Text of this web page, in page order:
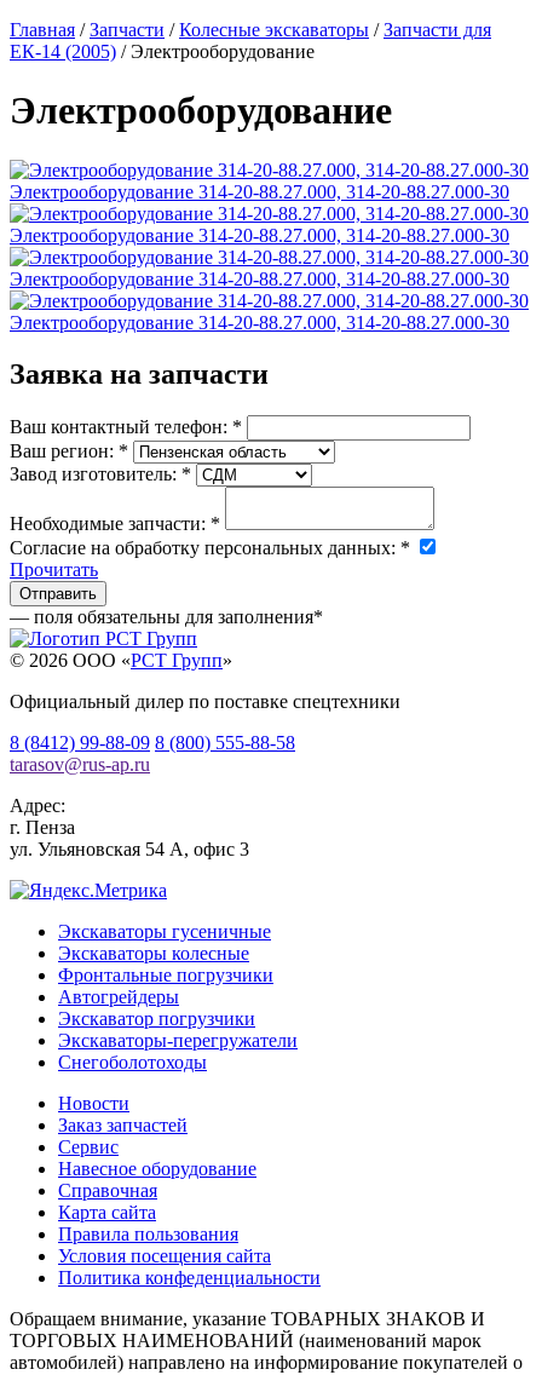
Главная /Запчасти /Колесные экскаваторы /Запчасти для
ЕК-14 (2005) /Электрооборудование
Электрооборудование
Электрооборудование 314-20-88.27.000, 314-20-88.27.000-30
Электрооборудование 314-20-88.27.000, 314-20-88.27.000-30
Электрооборудование 314-20-88.27.000, 314-20-88.27.000-30
Электрооборудование 314-20-88.27.000, 314-20-88.27.000-30
Заявка на запчасти
Ваш контактный телефон: *
Ваш регион: *
Завод изготовитель: *
Необходимые запчасти: *
Согласие на обработку персональных данных: *
Прочитать
— поля обязательны для заполнения*
© 2026 OOO «РСТ Групп»
Официальный дилер по поставке спецтехники
8 (8412) 99-88-09 8 (800) 555-88-58
tarasov@rus-ap.ru
Адрес:
г. Пенза
ул. Ульяновская 54 А, офис 3
Экскаваторы гусеничные
Экскаваторы колесные
Фронтальные погрузчики
Автогрейдеры
Экскаватор погрузчики
Экскаваторы-перегружатели
Снегоболотоходы
Новости
Заказ запчастей
Сервис
Навесное оборудование
Справочная
Карта сайта
Правила пользования
Условия посещения сайта
Политика конфеденциальности
Обращаем внимание, указание ТОВАРНЫХ ЗНАКОВ И
ТОРГОВЫХ НАИМЕНОВАНИЙ (наименований марок
автомобилей) направлено на информирование покупателей о